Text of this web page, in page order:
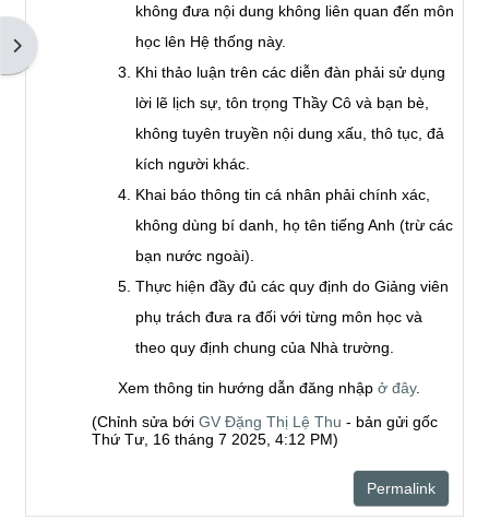
Mở ngăn kéo tài liệu
không đưa nội dung không liên quan đến môn
học lên Hệ thống này.
Khi thảo luận trên các diễn đàn phải sử dụng
lời lẽ lịch sự, tôn trọng Thầy Cô và bạn bè,
không tuyên truyền nội dung xấu, thô tục, đả
kích người khác.
Khai báo thông tin cá nhân phải chính xác,
không dùng bí danh, họ tên tiếng Anh (trừ các
bạn nước ngoài).
Thực hiện đầy đủ các quy định do Giảng viên
phụ trách đưa ra đối với từng môn học và
theo quy định chung của Nhà trường.
Xem thông tin hướng dẫn đăng nhập ở đây.
(Chỉnh sửa bới GV Đặng Thị Lệ Thu - bản gửi gốc
Thứ Tư, 16 tháng 7 2025, 4:12 PM)
Permalink